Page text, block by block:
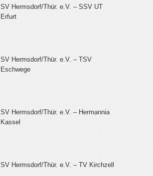
SV Hermsdorf/Thür. e.V. – SSV UT
Erfurt
SV Hermsdorf/Thür. e.V. – TSV
Eschwege
SV Hermsdorf/Thür. e.V. – Hermannia
Kassel
SV Hermsdorf/Thür. e.V. – TV Kirchzell